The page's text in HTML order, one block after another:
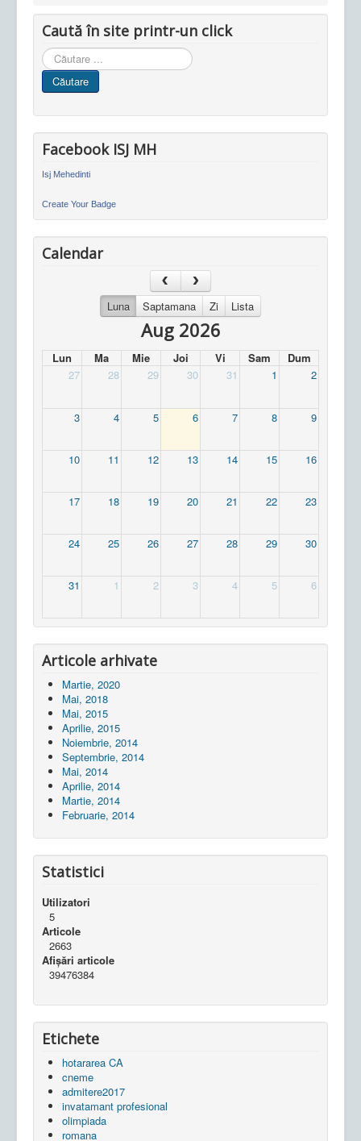
Caută în site printr-un click
Cauta
in
site
Căutare
Facebook ISJ MH
Isj Mehedinti
Create Your Badge
Calendar
Luna Saptamana Zi Lista
Aug 2026
Lun Ma Mie Joi Vi Sam
Dum
27
28 29 30 31 1 2
3 4 5 6 7 8 9
10 11 12 13 14 15 16
17 18 19 20 21 22 23
24 25 26 27 28 29 30
31 1 2 3 4 5 6
Articole arhivate
Martie, 2020
Mai, 2018
Mai, 2015
Aprilie, 2015
Noiembrie, 2014
Septembrie, 2014
Mai, 2014
Aprilie, 2014
Martie, 2014
Februarie, 2014
Statistici
Utilizatori
5
Articole
2663
Afișări articole
39476384
Etichete
hotararea CA
cneme
admitere2017
invatamant profesional
olimpiada
romana